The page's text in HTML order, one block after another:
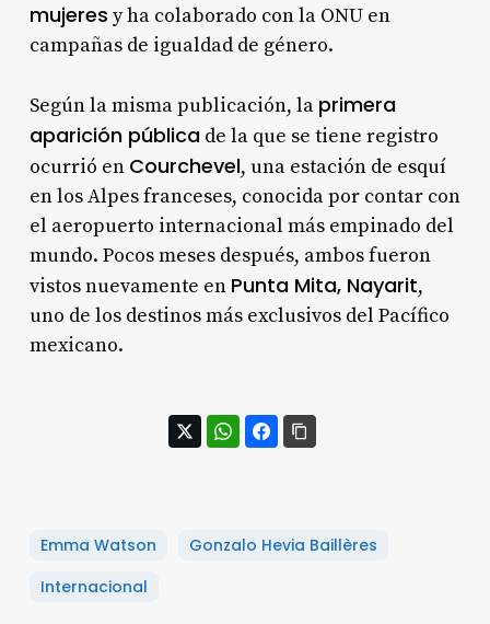
mujeres y ha colaborado con la ONU en
campañas de igualdad de género.
Según la misma publicación, la primera
aparición públicade la que se tiene registro
ocurrió en Courchevel, una estación de esquí
en los Alpes franceses, conocida por contar con
el aeropuerto internacional más empinado del
mundo. Pocos meses después, ambos fueron
vistos nuevamente en Punta Mita, Nayarit,
uno de los destinos más exclusivos del Pacífico
mexicano.
Emma Watson
Gonzalo Hevia Baillères
Internacional